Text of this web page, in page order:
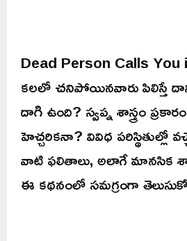
Dead Person Calls You
కలలో చనిపోయినవారు పిలిస్తే
దాగి ఉంది? స్వప్న శాస్త్రం
హెచ్చరికనా? వివిధ పరిస్థితుల్లో
వాటి ఫలితాలు, అలాగే మానసిక
ఈ కథనంలో సమగ్రంగా